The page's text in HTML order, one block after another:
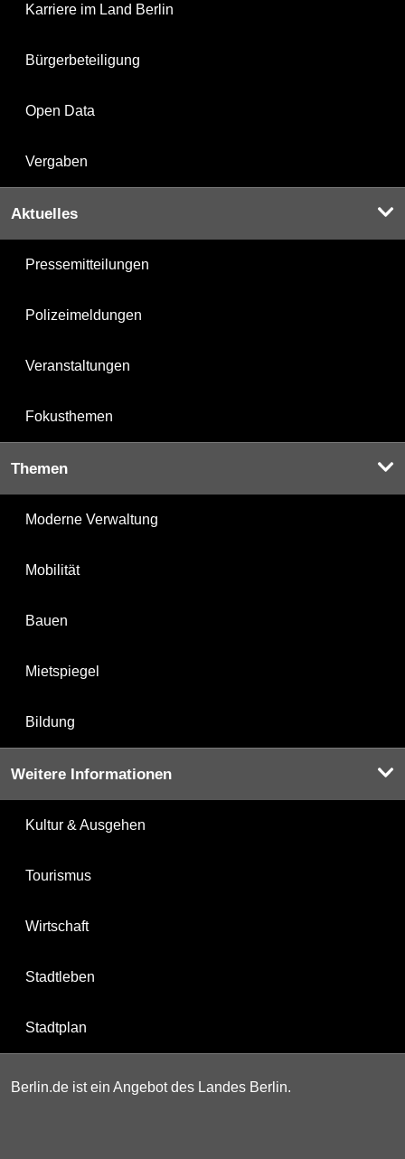
Karriere im Land Berlin
Bürgerbeteiligung
Open Data
Vergaben
Aktuelles
Pressemitteilungen
Polizeimeldungen
Veranstaltungen
Fokusthemen
Themen
Moderne Verwaltung
Mobilität
Bauen
Mietspiegel
Bildung
Weitere Informationen
Kultur & Ausgehen
Tourismus
Wirtschaft
Stadtleben
Stadtplan
Berlin.de ist ein Angebot des Landes Berlin.